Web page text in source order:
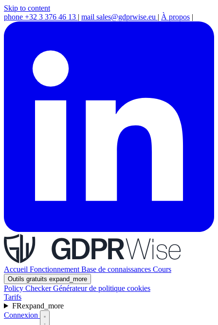
Skip to content
phone +32 3 376 46 13 | mail sales@gdprwise.eu | À propos |
Accueil Fonctionnement Base de connaissances Cours
Outils gratuits expand_more
Policy CheckerGénérateur de politique cookies
Tarifs
FRexpand_more
Connexion